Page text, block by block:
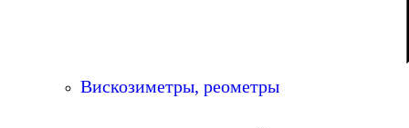
Вискозиметры, реометры